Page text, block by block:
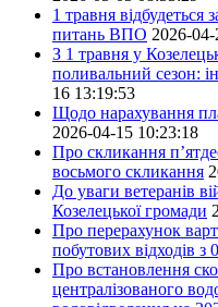
1 травня відбудеться
питань ВПО 2026-
З 1 травня у
поливальний сезон:
16 13:19:53
Щодо нарахування
2026-04-15 10:23:18
Про скликання
восьмого скликання
До уваги ветеранів
Козелецької громади
Про перерахунок
побутових відходів з
Про встановлення
централізованого